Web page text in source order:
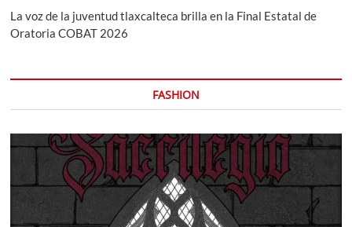
La voz de la juventud tlaxcalteca brilla en la Final Estatal de
Oratoria COBAT 2026
FASHION